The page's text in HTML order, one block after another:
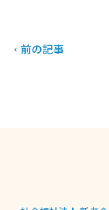
前の記事